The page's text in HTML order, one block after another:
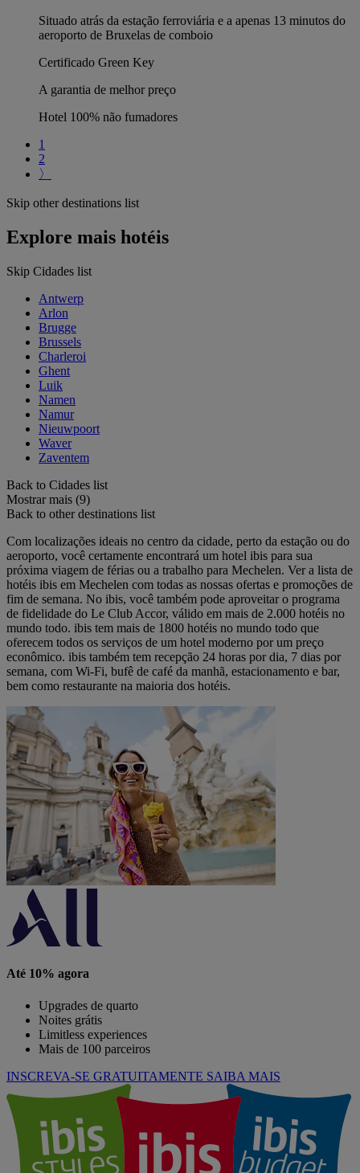
Situado atrás da estação ferroviária e a apenas 13 minutos do
aeroporto de Bruxelas de comboio
Certificado Green Key
A garantia de melhor preço
Hotel 100% não fumadores
1
2
〉
Skip other destinations list
Explore mais hotéis
Skip Cidades list
Antwerp
Arlon
Brugge
Brussels
Charleroi
Ghent
Luik
Namen
Namur
Nieuwpoort
Waver
Zaventem
Back to Cidades list
Mostrar mais (9)
Back to other destinations list
Com localizações ideais no centro da cidade, perto da estação ou do
aeroporto, você certamente encontrará um hotel ibis para sua
próxima viagem de férias ou a trabalho para Mechelen. Ver a lista de
hotéis ibis em Mechelen com todas as nossas ofertas e promoções de
fim de semana. No ibis, você também pode aproveitar o programa
de fidelidade do Le Club Accor, válido em mais de 2.000 hotéis no
mundo todo. ibis tem mais de 1800 hotéis no mundo todo que
oferecem todos os serviços de um hotel moderno por um preço
econômico. ibis também tem recepção 24 horas por dia, 7 dias por
semana, com Wi-Fi, bufê de café da manhã, estacionamento e bar,
bem como restaurante na maioria dos hotéis.
Até 10% agora
Upgrades de quarto
Noites grátis
Limitless experiences
Mais de 100 parceiros
INSCREVA-SE GRATUITAMENTE SAIBA MAIS